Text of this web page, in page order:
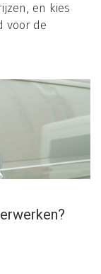
en kies
voor de